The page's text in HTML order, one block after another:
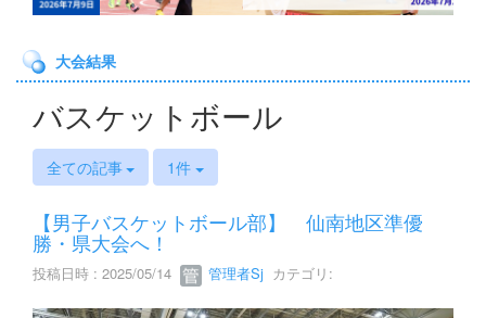
i
u
s
大会結果
バスケットボール
全ての記事 1件
【男子バスケットボール部】 仙南地区準優
勝・県大会へ！
投稿日時 : 2025/05/14 管理者Sj カテゴリ: